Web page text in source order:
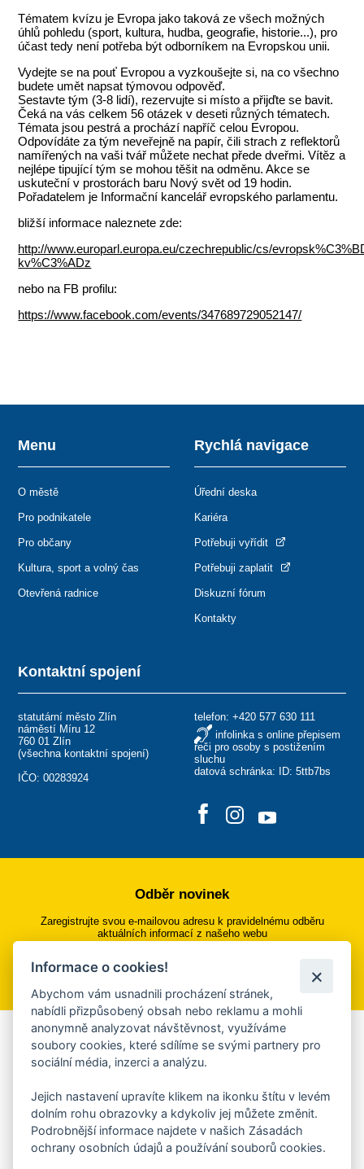
Tématem kvízu je Evropa jako taková ze všech možných
úhlů pohledu (sport, kultura, hudba, geografie, historie...), pro
účast tedy není potřeba být odborníkem na Evropskou unii.
Vydejte se na pouť Evropou a vyzkoušejte si, na co všechno
budete umět napsat týmovou odpověď.
Sestavte tým (3-8 lidí), rezervujte si místo a přijďte se bavit.
Čeká na vás celkem 56 otázek v deseti různých tématech.
Témata jsou pestrá a prochází napříč celou Evropou.
Odpovídáte za tým neveřejně na papír, čili strach z reflektorů
namířených na vaši tvář můžete nechat přede dveřmi. Vítěz a
nejlépe tipující tým se mohou těšit na odměnu. Akce se
uskuteční v prostorách baru Nový svět od 19 hodin.
Pořadatelem je Informační kancelář evropského parlamentu.
bližší informace naleznete zde:
http://www.europarl.europa.eu/czechrepublic/cs/
kv%C3%ADz
nebo na FB profilu:
https://www.facebook.com/events/347689729052147/
Kontaktní spojení
statutární město Zlín
náměstí Míru 12
760 01 Zlín
(všechna kontaktní spojení)
IČO: 00283924
telefon: +420 577 630 111
infolinka s online přepisem
řeči pro osoby s postižením
sluchu
datová schránka: ID: 5ttb7bs
Menu
O městě
Pro podnikatele
Pro občany
Kultura, sport a volný čas
Otevřená radnice
Rychlá navigace
Úřední deska
Kariéra
Potřebuji vyřídit
Potřebuji zaplatit
Diskuzní fórum
Kontakty
Odběr novinek
Zaregistrujte svou e-mailovou adresu k pravidelnému odběru
aktuálních informací z našeho webu
Přihlásit se k odběru
Aplikace Mobilní rozhlas
Chcete dostávat do svého mobilu či mailu upozornění na
ankety, pozvánky na kulturní a sportovní akce?
Více informací o aplikaci
Informace o cookies!
Abychom vám usnadnili procházení stránek,
nabídli přizpůsobený obsah nebo reklamu a mohli
anonymně analyzovat návštěvnost, využíváme
soubory cookies, které sdílíme se svými partnery pro
sociální média, inzerci a analýzu.
Jejich nastavení upravíte klikem na ikonku štítu v levém
dolním rohu obrazovky a kdykoliv jej můžete změnit.
Podrobnější informace najdete v našich Zásadách
ochrany osobních údajů a používání souborů cookies.